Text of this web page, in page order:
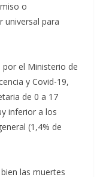
o
universal para
el Ministerio de
y Covid-19,
de 0 a 17
inferior a los
(1,4% de
las muertes